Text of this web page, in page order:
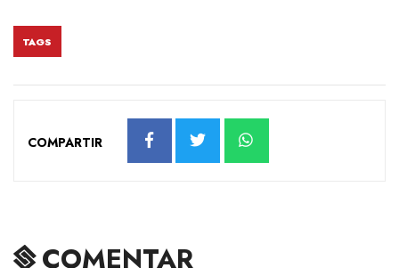
TAGS
COMPARTIR
COMENTAR